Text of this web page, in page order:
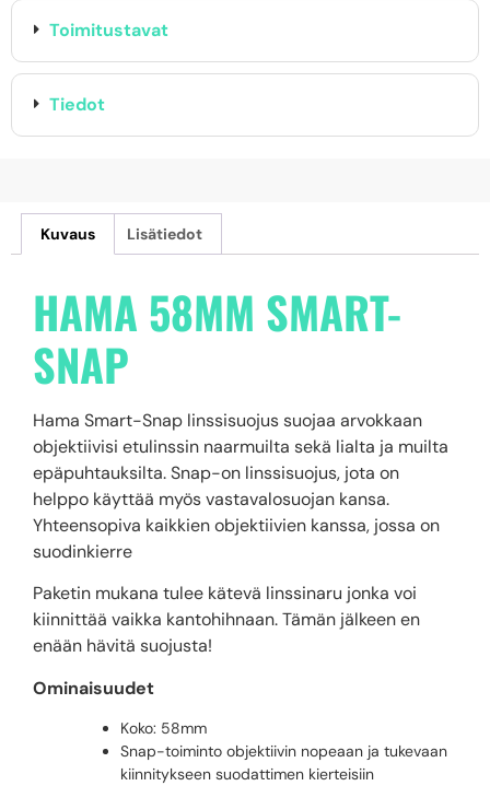
Toimitustavat
Tiedot
Kuvaus Lisätiedot
HAMA 58MM SMART-
SNAP
Hama Smart-Snap linssisuojus suojaa arvokkaan
objektiivisi etulinssin naarmuilta sekä lialta ja muilta
epäpuhtauksilta. Snap-on linssisuojus, jota on
helppo käyttää myös vastavalosuojan kansa.
Yhteensopiva kaikkien objektiivien kanssa, jossa on
suodinkierre
Paketin mukana tulee kätevä linssinaru jonka voi
kiinnittää vaikka kantohihnaan. Tämän jälkeen en
enään hävitä suojusta!
Ominaisuudet
Koko: 58mm
Snap-toiminto objektiivin nopeaan ja tukevaan
kiinnitykseen suodattimen kierteisiin